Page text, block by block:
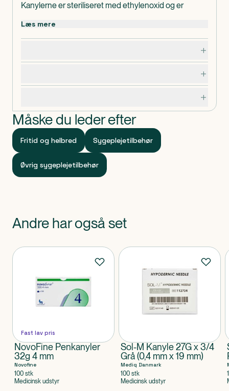
Kanylerne er steriliseret med ethylenoxid og er
Transparent og farvekodet ansats for hurtig og sikker
kontrol af flow og størrelse.
Læs mere
Måske du leder efter
Fritid og helbred Sygeplejetilbehør
Øvrig sygeplejetilbehør
Andre har også set
Produkter
Fast lav pris
NovoFine Penkanyler
32g 4 mm
Novofine
100 stk
Medicinsk udstyr
Sol-M Kanyle 27G x 3/4
Grå (0,4 mm x 19 mm)
Mediq Danmark
100 stk
Medicinsk udstyr